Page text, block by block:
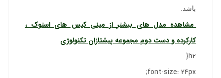
باشد.
مشاهده مدل های بیشتر از مینی کیس های استوک ،
کارکرده و دست دوم مجموعه پیشتازان تکنولوژی
h2{
font-size: 24px;